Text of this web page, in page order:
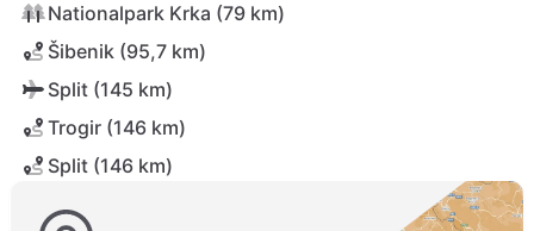
Nationalpark Krka (79 km)
Šibenik (95,7 km)
Split (145 km)
Trogir (146 km)
Split (146 km)